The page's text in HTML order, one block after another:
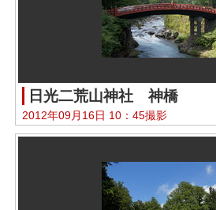
日光二荒山神社 神橋
2012年09月16日 10：45撮影